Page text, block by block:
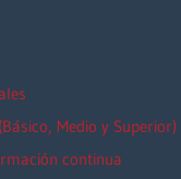
Medio y Superior)
continua